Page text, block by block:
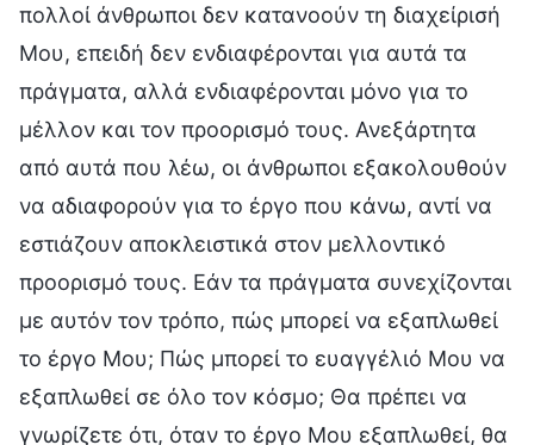
πολλοί άνθρωποι δεν κατανοούν τη διαχείρισή
Μου, επειδή δεν ενδιαφέρονται για αυτά τα
πράγματα, αλλά ενδιαφέρονται μόνο για το
μέλλον και τον προορισμό τους. Ανεξάρτητα
από αυτά που λέω, οι άνθρωποι εξακολουθούν
να αδιαφορούν για το έργο που κάνω, αντί να
εστιάζουν αποκλειστικά στον μελλοντικό
προορισμό τους. Εάν τα πράγματα συνεχίζονται
με αυτόν τον τρόπο, πώς μπορεί να εξαπλωθεί
το έργο Μου; Πώς μπορεί το ευαγγέλιό Μου να
εξαπλωθεί σε όλο τον κόσμο; Θα πρέπει να
γνωρίζετε ότι, όταν το έργο Μου εξαπλωθεί, θα